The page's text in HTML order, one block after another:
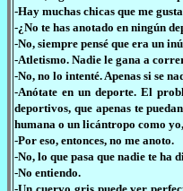
-Hay muchas chicas que me
-¿No te has anotado en ningún
-No, siempre pensé que era un
-Atletismo. Nadie le gana a
-No, no lo intenté. Apenas si se
-Anótate en un deporte. El
deportivos, que apenas te
humana o un licántropo como
-Por eso, entonces, no me anoto.
-No, lo que pasa que nadie te ha
-No entiendo.